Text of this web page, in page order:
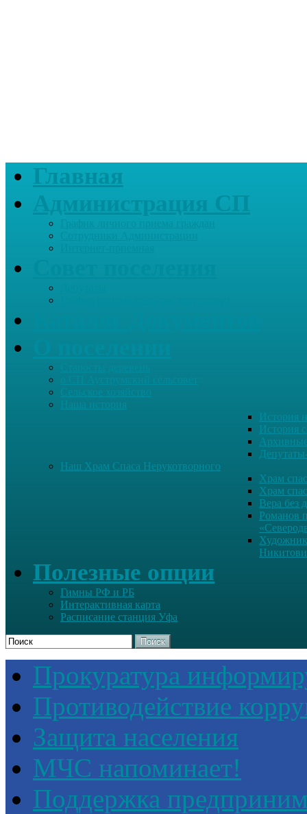
Главная
Наша история
История
История
Наш Храм Спаса Нерукотворного
Храм
Храм
Вера без
Романов
Полезные опции
Гимны РФ и РБ
Интерактивная карта
Расписание станция Уфа
Поиск
Прокуратура
Противодействие
Защита населения
МЧС напоминает!
Поддержка